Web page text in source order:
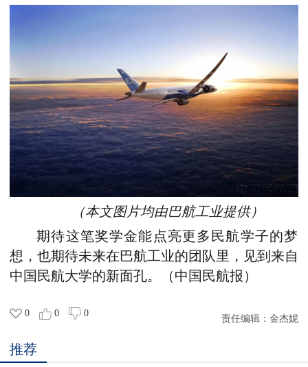
（本文图片均由巴航工业提供）
期待这笔奖学金能点亮更多民航学子的梦
想，也期待未来在巴航工业的团队里，见到来自
中国民航大学的新面孔。（中国民航报）
0 0 0
责任编辑： 金杰妮
推荐